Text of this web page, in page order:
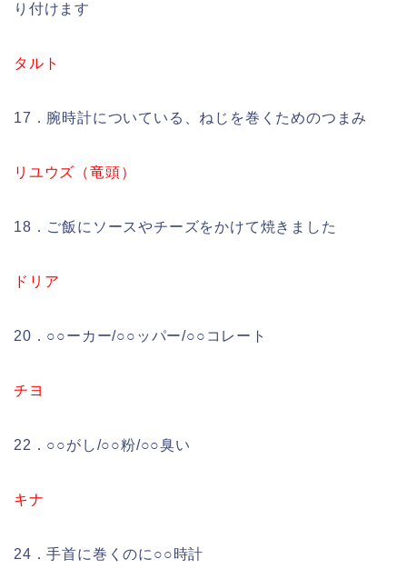
り付けます
タルト
17．腕時計についている、ねじを巻くためのつまみ
リユウズ（竜頭）
18．ご飯にソースやチーズをかけて焼きました
ドリア
20．○○ーカー/○○ッパー/○○コレート
チヨ
22．○○がし/○○粉/○○臭い
キナ
24．手首に巻くのに○○時計